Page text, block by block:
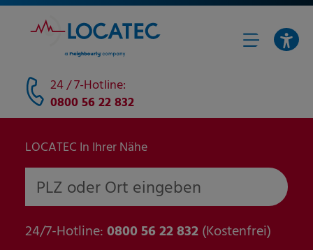
24 / 7-Hotline:
0800 56 22 832
LOCATEC In Ihrer Nähe
PLZ oder Ort eingeben
24/7-Hotline:0800 56 22 832(Kostenfrei)